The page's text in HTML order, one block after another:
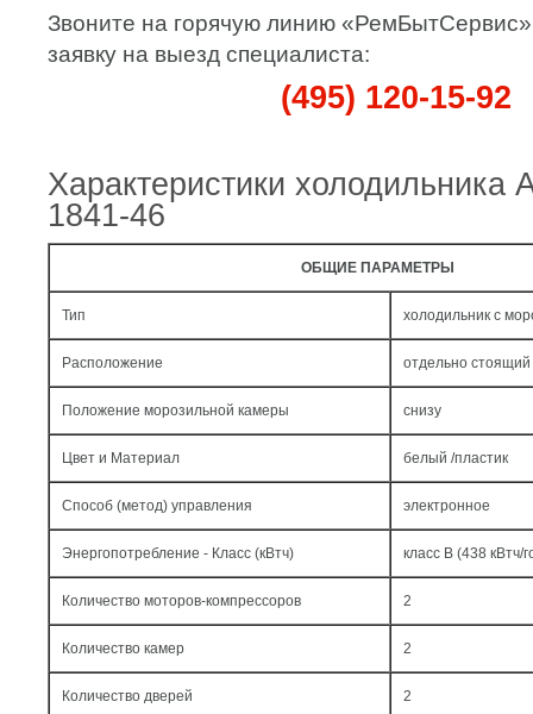
Звоните на горячую линию
заявку на выезд специалиста:
(495) 120-15-92
Характеристики холодильника
1841-46
ОБЩИЕ ПАРАМЕТРЫ
Тип холодильник с
Расположение отдельно стоящий
Положение морозильной камеры снизу
Цвет и Материал белый /пластик
Способ (метод) управления электронное
Энергопотребление - Класс (кВтч) класс B (438 кВтч/
Количество моторов-компрессоров 2
Количество камер 2
Количество дверей 2